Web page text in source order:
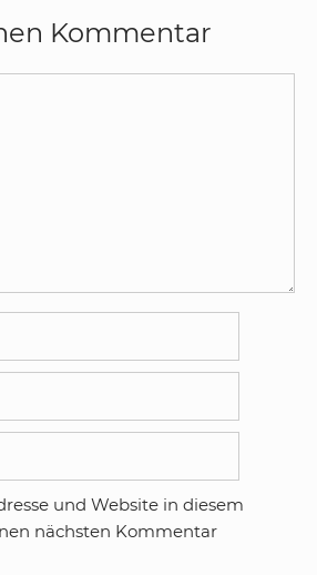
Kommentar
und Website in diesem
nächsten Kommentar